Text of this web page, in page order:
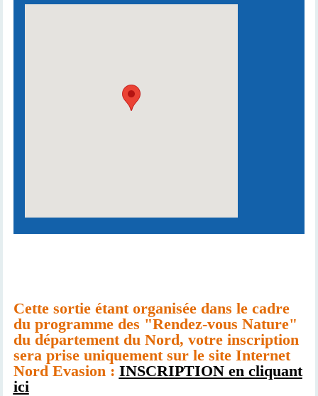
Cette sortie étant organisée dans le cadre
du programme des "Rendez-vous Nature"
du département du Nord, votre inscription
sera prise uniquement sur le site Internet
Nord Evasion : INSCRIPTION en cliquant
ici